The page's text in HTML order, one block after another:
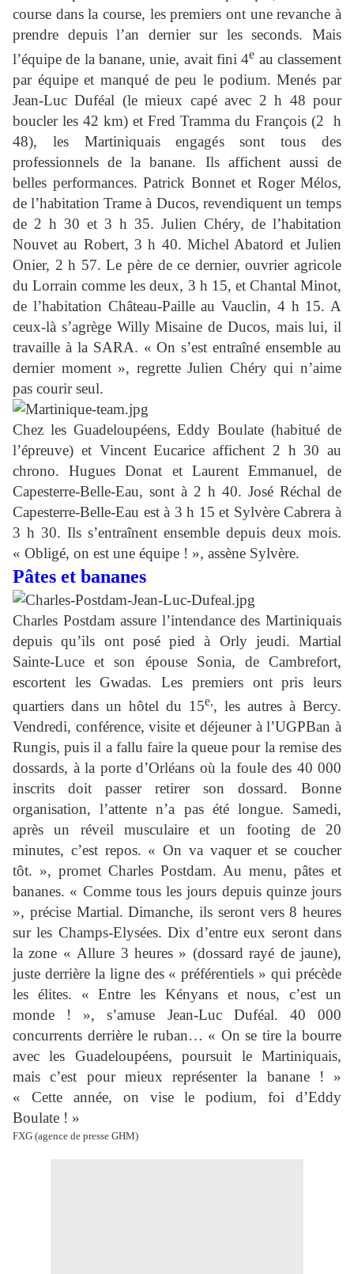
course dans la course, les premiers ont une revanche à
prendre depuis l’an dernier sur les seconds. Mais
l’équipe de la banane, unie, avait fini 4e au classement
par équipe et manqué de peu le podium. Menés par
Jean-Luc Duféal (le mieux capé avec 2 h 48 pour
boucler les 42 km) et Fred Tramma du François (2 h
48), les Martiniquais engagés sont tous des
professionnels de la banane. Ils affichent aussi de
belles performances. Patrick Bonnet et Roger Mélos,
de l’habitation Trame à Ducos, revendiquent un temps
de 2 h 30 et 3 h 35. Julien Chéry, de l’habitation
Nouvet au Robert, 3 h 40. Michel Abatord et Julien
Onier, 2 h 57. Le père de ce dernier, ouvrier agricole
du Lorrain comme les deux, 3 h 15, et Chantal Minot,
de l’habitation Château-Paille au Vauclin, 4 h 15. A
ceux-là s’agrège Willy Misaine de Ducos, mais lui, il
travaille à la SARA. « On s’est entraîné ensemble au
dernier moment », regrette Julien Chéry qui n’aime
pas courir seul.
Chez les Guadeloupéens, Eddy Boulate (habitué de
l’épreuve) et Vincent Eucarice affichent 2 h 30 au
chrono. Hugues Donat et Laurent Emmanuel, de
Capesterre-Belle-Eau, sont à 2 h 40. José Réchal de
Capesterre-Belle-Eau est à 3 h 15 et Sylvère Cabrera à
3 h 30. Ils s’entraînent ensemble depuis deux mois.
« Obligé, on est une équipe ! », assène Sylvère.
Pâtes et bananes
Charles Postdam assure l’intendance des Martiniquais
depuis qu’ils ont posé pied à Orly jeudi. Martial
Sainte-Luce et son épouse Sonia, de Cambrefort,
escortent les Gwadas. Les premiers ont pris leurs
quartiers dans un hôtel du 15e,, les autres à Bercy.
Vendredi, conférence, visite et déjeuner à l’UGPBan à
Rungis, puis il a fallu faire la queue pour la remise des
dossards, à la porte d’Orléans où la foule des 40 000
inscrits doit passer retirer son dossard. Bonne
organisation, l’attente n’a pas été longue. Samedi,
après un réveil musculaire et un footing de 20
minutes, c’est repos. « On va vaquer et se coucher
tôt. », promet Charles Postdam. Au menu, pâtes et
bananes. « Comme tous les jours depuis quinze jours
», précise Martial. Dimanche, ils seront vers 8 heures
sur les Champs-Elysées. Dix d’entre eux seront dans
la zone « Allure 3 heures » (dossard rayé de jaune),
juste derrière la ligne des « préférentiels » qui précède
les élites. « Entre les Kényans et nous, c’est un
monde ! », s’amuse Jean-Luc Duféal. 40 000
concurrents derrière le ruban… « On se tire la bourre
avec les Guadeloupéens, poursuit le Martiniquais,
mais c’est pour mieux représenter la banane ! »
« Cette année, on vise le podium, foi d’Eddy
Boulate ! »
FXG (agence de presse GHM)